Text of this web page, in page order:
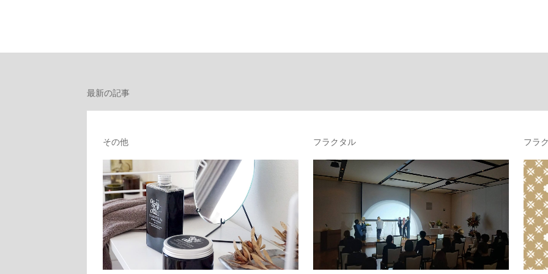
最新の記事
その他 フラクタル フラ